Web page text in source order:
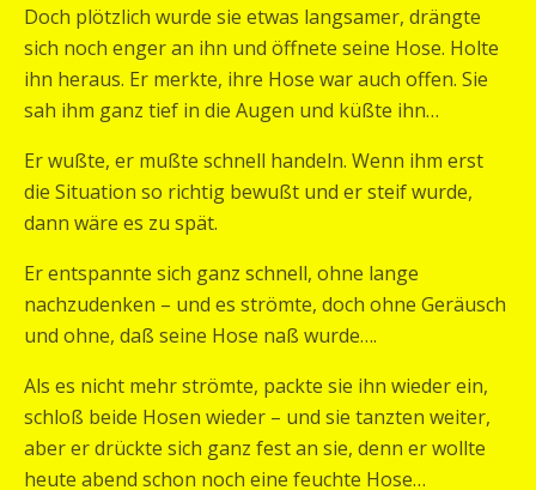
Doch plötzlich wurde sie etwas langsamer, drängte
sich noch enger an ihn und öffnete seine Hose. Holte
ihn heraus. Er merkte, ihre Hose war auch offen. Sie
sah ihm ganz tief in die Augen und küßte ihn…
Er wußte, er mußte schnell handeln. Wenn ihm erst
die Situation so richtig bewußt und er steif wurde,
dann wäre es zu spät.
Er entspannte sich ganz schnell, ohne lange
nachzudenken – und es strömte, doch ohne Geräusch
und ohne, daß seine Hose naß wurde….
Als es nicht mehr strömte, packte sie ihn wieder ein,
schloß beide Hosen wieder – und sie tanzten weiter,
aber er drückte sich ganz fest an sie, denn er wollte
heute abend schon noch eine feuchte Hose…